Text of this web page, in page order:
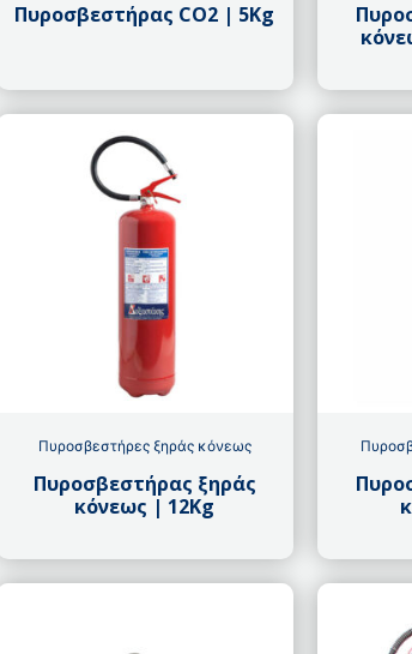
Πυροσβεστήρας CO2 | 5Kg
Πυροσβεστήρες ξηράς κόνεως
Πυροσβεστήρας ξηράς
κόνεως | 12Kg